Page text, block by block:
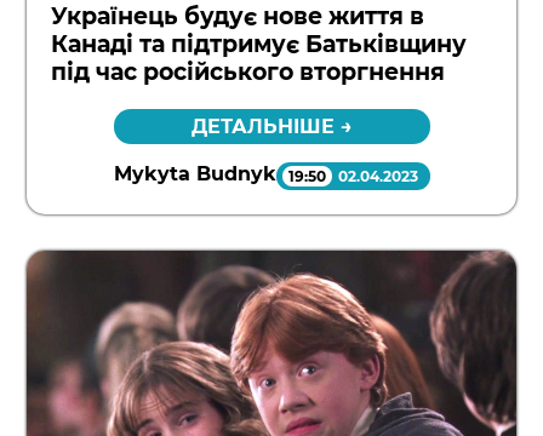
Українець будує нове життя в
Канаді та підтримує Батьківщину
під час російського вторгнення
ДЕТАЛЬНІШЕ →
Mykyta Budnyk 19:50 02.04.2023